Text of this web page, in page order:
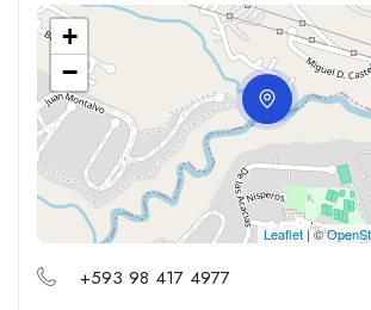
+
−
Leaflet | ©
+593 98 417 4977